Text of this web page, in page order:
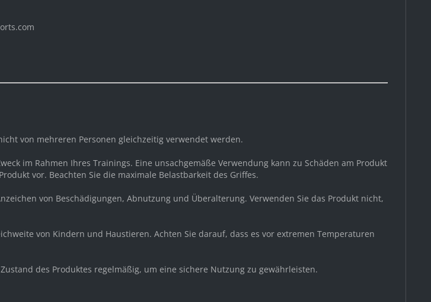
von mehreren Personen gleichzeitig verwendet werden.
im Rahmen Ihres Trainings. Eine unsachgemäße Verwendung kann zu Schäden am Produkt
vor. Beachten Sie die maximale Belastbarkeit des Griffes.
von Beschädigungen, Abnutzung und Überalterung. Verwenden Sie das Produkt nicht,
von Kindern und Haustieren. Achten Sie darauf, dass es vor extremen Temperaturen
des Produktes regelmäßig, um eine sichere Nutzung zu gewährleisten.